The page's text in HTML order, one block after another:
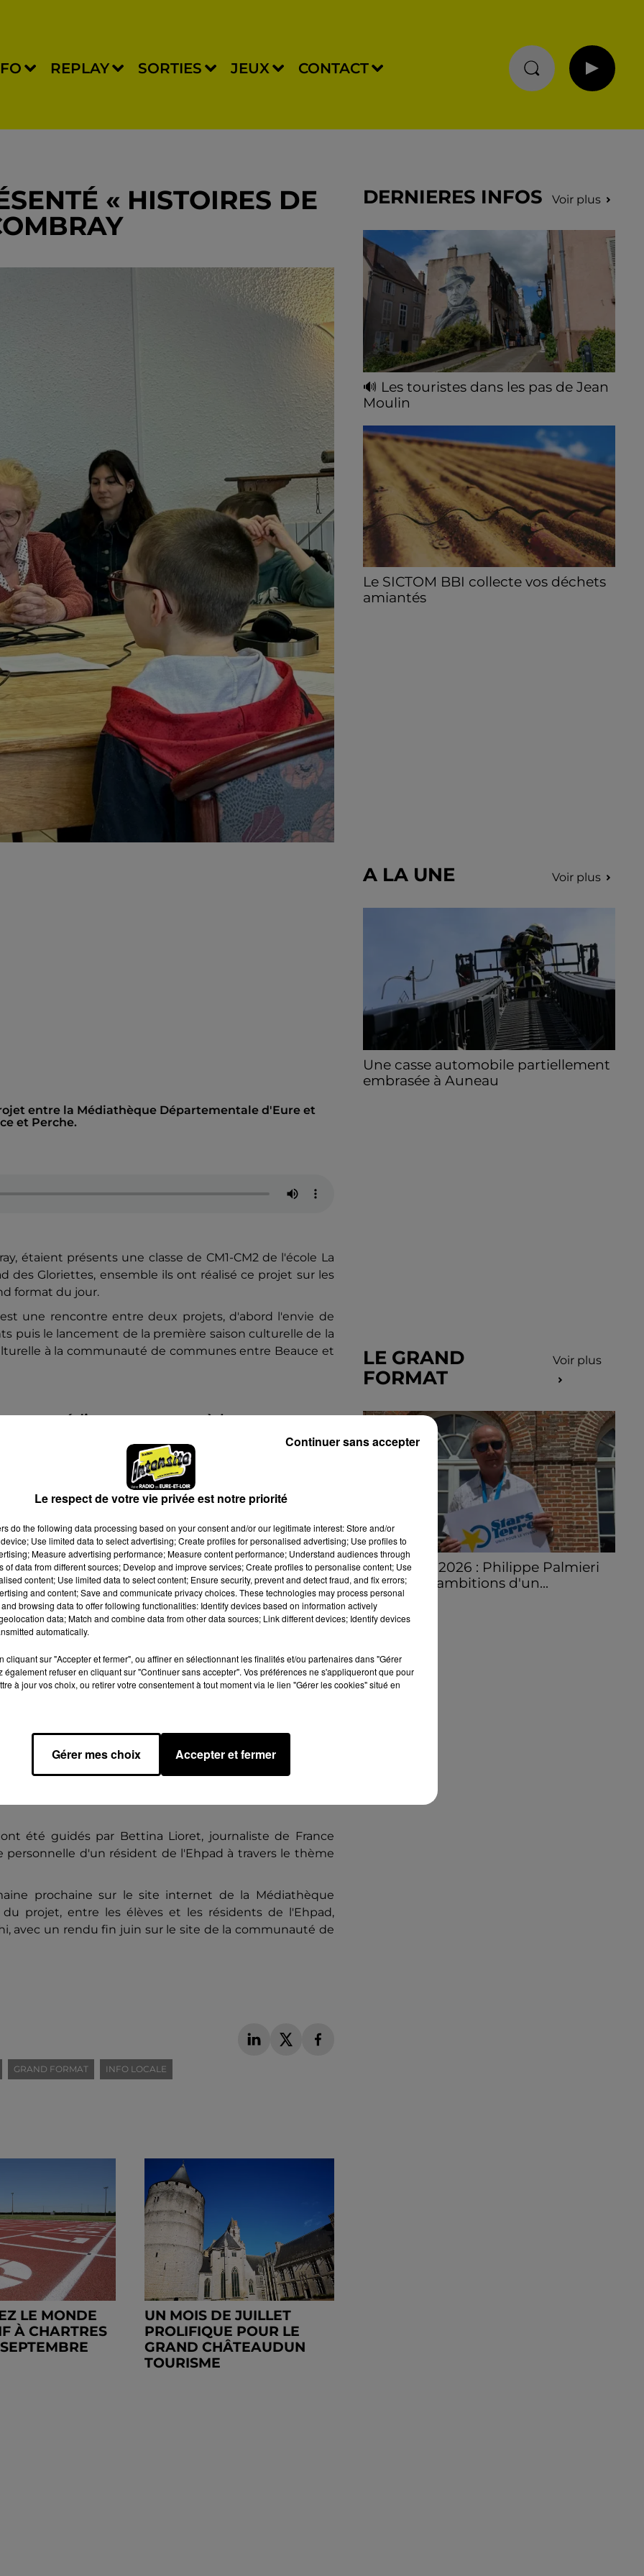
REPLAY SORTIES JEUX CONTACT
« HISTOIRES DE
entre la Médiathèque Départementale d'Eure et
et Perche.
étaient présents une classe de CM1-CM2 de l'école La
des Gloriettes, ensemble ils ont réalisé ce projet sur les
format du jour.
une rencontre entre deux projets, d'abord l'envie de
puis le lancement de la première saison culturelle de la
à la communauté de communes entre Beauce et
aux médias et proposer à la
champ culturel, d'être partenaire sur un
communauté de communes qui mets en
une saison culturelle hors
vouloir tisser des liens entre les
donc on s'est intégré à ce projet de
grande ampleur. »
pour les élèves de CM1-CM2 de l'école La Vivone
Delafoy.
Nolwenne à la médiathèque, où elles
vraiment travaillés autour des
en classe pour présenter son métier de
transmettre de l'information, y a
on a continué de travailler les
seconde temps à l'Ehpad.
été guidés par Bettina Lioret, journaliste de France
d'un résident de l'Ehpad à travers le thème
prochaine sur le site internet de la Médiathèque
projet, entre les élèves et les résidents de l'Ehpad,
avec un rendu fin juin sur le site de la communauté de
GRAND FORMAT INFO LOCALE
LE MONDE
À CHARTRES
UN MOIS DE JUILLET
PROLIFIQUE POUR LE
GRAND CHÂTEAUDUN
TOURISME
DERNIERES INFOS Voir plus
🔊 Les touristes dans les pas de Jean
Moulin
les sorties estivales de Chartres Tourisme.
Le SICTOM BBI collecte vos déchets
amiantés
A LA UNE Voir plus
Une casse automobile partiellement
embrasée à Auneau
LE GRAND
FORMAT
Voir plus
Stars'Terre 2026 : Philippe Palmieri
dévoile les ambitions d'un...
À quelques semaines de la première
édition de Stars'Terre, organisée du 18 au 20
Le respect de votre vie privée est notre priorité
do the following data processing based on your consent and/or our legitimate interest: Store and/or
Use limited data to select advertising; Create profiles for personalised advertising; Use profiles to
Measure advertising performance; Measure content performance; Understand audiences through
of data from different sources; Develop and improve services; Create profiles to personalise content; Use
content; Use limited data to select content; Ensure security, prevent and detect fraud, and fix errors;
and content; Save and communicate privacy choices. These technologies may process personal
browsing data to offer following functionalities: Identify devices based on information actively
data; Match and combine data from other data sources; Link different devices; Identify devices
automatically.
cliquant sur "Accepter et fermer", ou affiner en sélectionnant les finalités et/ou partenaires dans "Gérer
également refuser en cliquant sur "Continuer sans accepter". Vos préférences ne s'appliqueront que pour
à jour vos choix, ou retirer votre consentement à tout moment via le lien "Gérer les cookies" situé en
Gérer mes choix Accepter et fermer
Continuer sans accepter